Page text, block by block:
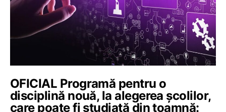
OFICIAL Programă pentru o
disciplină nouă, la alegerea școlilor,
care poate fi studiată din toamnă: